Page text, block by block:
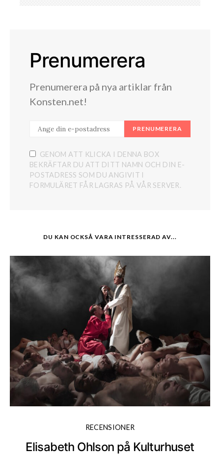
Prenumerera
Prenumerera på nya artiklar från
Konsten.net!
PRENUMERERA
GENOM ATT KLICKA I DENNA BOX
BEKRÄFTAR DU ATT DITT NAMN OCH DIN E-
POSTADRESS SOM DU ANGIVIT I
FORMULÄRET FÅR LAGRAS PÅ VÅR SERVER.
DU KAN OCKSÅ VARA INTRESSERAD AV...
RECENSIONER
Elisabeth Ohlson på Kulturhuset